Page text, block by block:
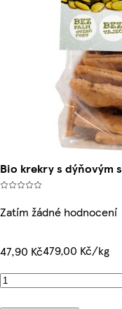
Bio krekry s dýňovým
Zatím žádné hodnocení
47,90 Kč479,00 Kč/kg